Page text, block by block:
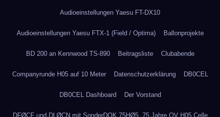
Audioeinstellungen Yaesu FT-DX10
Audioeinstellungen Yaesu FTX-1 (Field / Optima) Ballonprojekte
BD 200 an Kennwood TS-890 Beitragsliste Clubabende
Companyrunde H05 auf 10 Meter Datenschutzerklärung DB0CEL
DB0CEL Dashboard Der Vorstand
DFØCF und DLØCN mit SonderDOK 75HØ5, 75 Jahre OV H05 Celle